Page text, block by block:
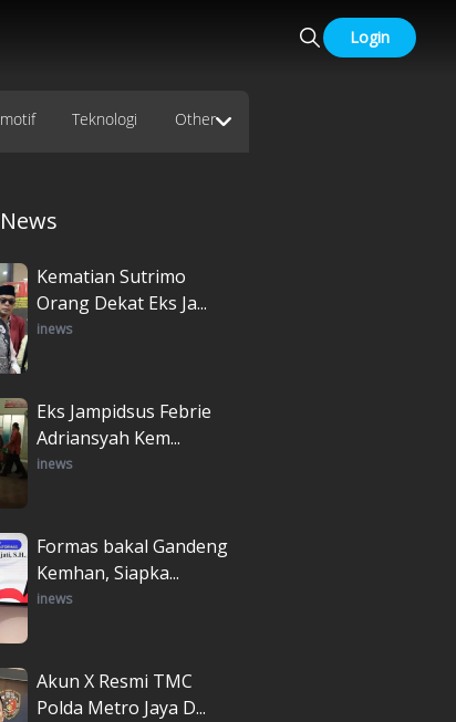
Login
Teknologi Other
Kematian Sutrimo
Orang Dekat Eks Ja...
inews
Eks Jampidsus Febrie
Adriansyah Kem...
inews
Formas bakal Gandeng
Kemhan, Siapka...
inews
Akun X Resmi TMC
Polda Metro Jaya D...